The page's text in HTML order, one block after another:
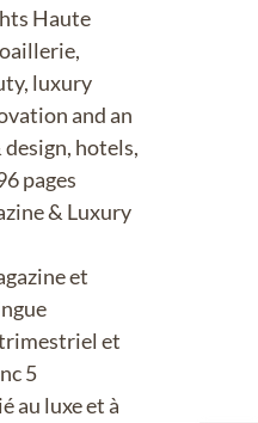
Haute
luxury
and an
hotels,
pages
& Luxury
et
et
5
au luxe et à